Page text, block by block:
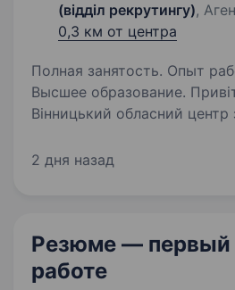
(відділ рекрутингу),
0,3 км от центра
Полная занятость. Опыт
Высшее образование. Привіт! Ми —
Вінницький обласний центр
в Козятині. Якщо ти хочеш
2 дня назад
Резюме — первый
работе